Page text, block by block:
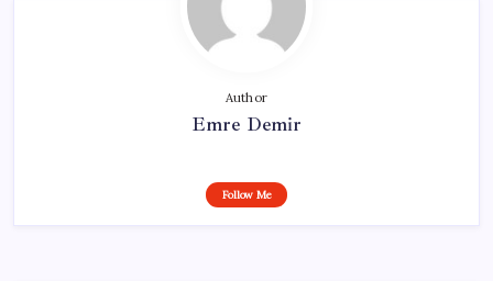
Author
Emre Demir
Follow Me